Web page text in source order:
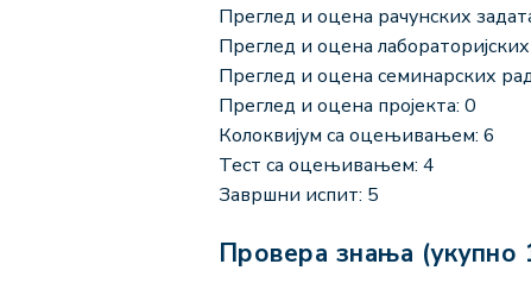
Преглед и оцена рачунских
Преглед и оцена
Преглед и оцена семинарских
Преглед и оцена пројекта: 0
Колоквијум са оцењивањем: 6
Тест са оцењивањем: 4
Завршни испит: 5
Провера знања (укупно